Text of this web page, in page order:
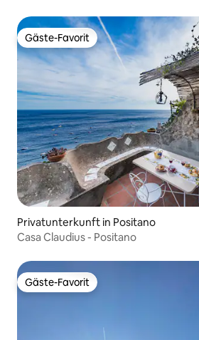
Gäste-Favorit
Gäste-Favorit
Privatunterkunft in Positano
Casa Claudius - Positano
Gäste-Favorit
Gäste-Favorit